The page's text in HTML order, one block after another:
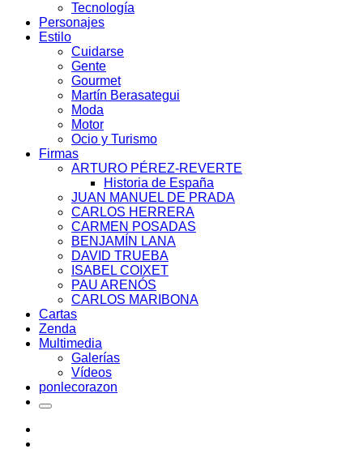
Tecnología
Personajes
Estilo
Cuidarse
Gente
Gourmet
Martín Berasategui
Moda
Motor
Ocio y Turismo
Firmas
ARTURO PÉREZ-REVERTE
Historia de España
JUAN MANUEL DE PRADA
CARLOS HERRERA
CARMEN POSADAS
BENJAMÍN LANA
DAVID TRUEBA
ISABEL COIXET
PAU ARENÓS
CARLOS MARIBONA
Cartas
Zenda
Multimedia
Galerías
Vídeos
ponlecorazon